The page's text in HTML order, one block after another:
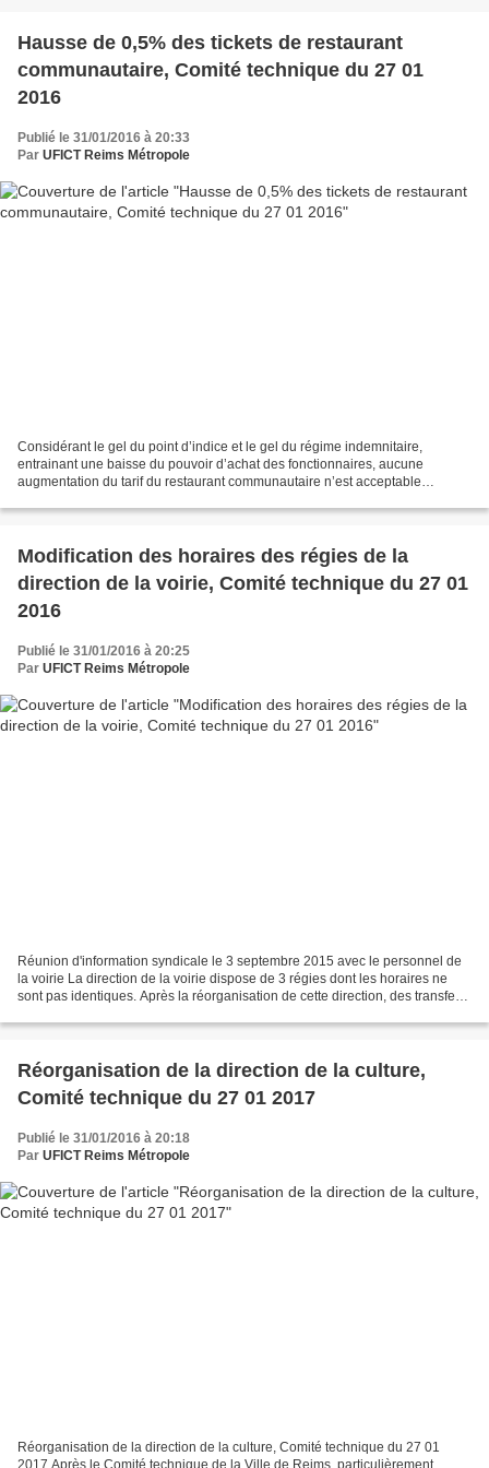
Hausse de 0,5% des tickets de restaurant
communautaire, Comité technique du 27 01
2016
Publié le 31/01/2016 à 20:33
Par UFICT Reims Métropole
Considérant le gel du point d’indice et le gel du régime indemnitaire,
entrainant une baisse du pouvoir d’achat des fonctionnaires, aucune
augmentation du tarif du restaurant communautaire n’est acceptable
Modification des horaires des régies de la
direction de la voirie, Comité technique du 27 01
2016
Publié le 31/01/2016 à 20:25
Par UFICT Reims Métropole
Réunion d'information syndicale le 3 septembre 2015 avec le personnel de
la voirie La direction de la voirie dispose de 3 régies dont les horaires ne
sont pas identiques. Après la réorganisation de cette direction, des transferts
Réorganisation de la direction de la culture,
Comité technique du 27 01 2017
Publié le 31/01/2016 à 20:18
Par UFICT Reims Métropole
Réorganisation de la direction de la culture, Comité technique du 27 01
2017 Après le Comité technique de la Ville de Reims, particulièrement